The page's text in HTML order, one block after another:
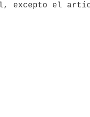
excepto el